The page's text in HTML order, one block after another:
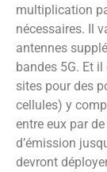
multiplication
nécessaires. Il
antennes
bandes 5G. Et
sites pour des
cellules) y
entre eux par
d’émission
devront